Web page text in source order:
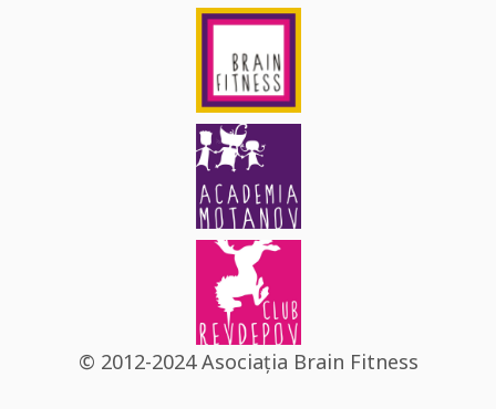
© 2012-2024 Asociația Brain Fitness